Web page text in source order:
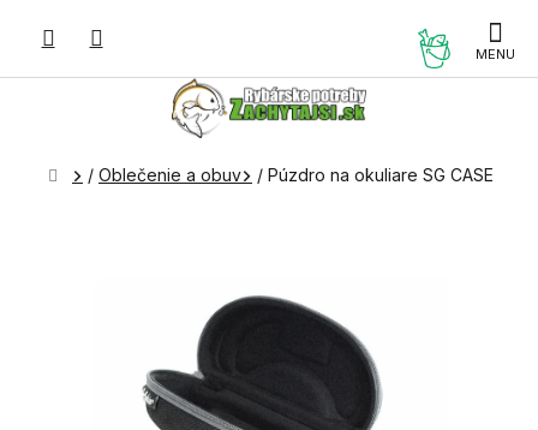
Domov
/ Oblečenie a obuv / Púzdro na okuliare SG CASE